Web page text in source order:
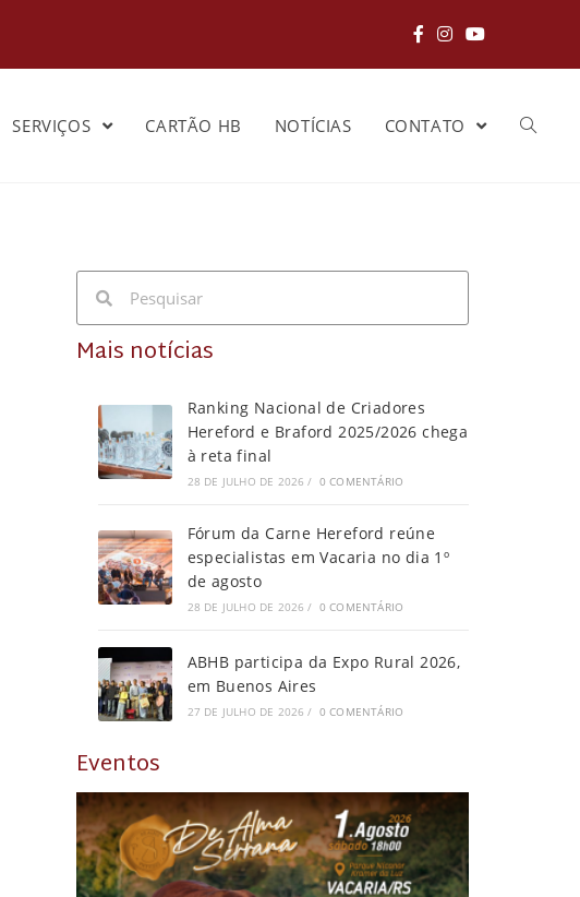
SERVIÇOS CARTÃO HB NOTÍCIAS CONTATO
Mais notícias
Ranking Nacional de Criadores
Hereford e Braford 2025/2026 chega
à reta final
28 DE JULHO DE 2026 / 0 COMENTÁRIO
Fórum da Carne Hereford reúne
especialistas em Vacaria no dia 1º
de agosto
28 DE JULHO DE 2026 / 0 COMENTÁRIO
ABHB participa da Expo Rural 2026,
em Buenos Aires
27 DE JULHO DE 2026 / 0 COMENTÁRIO
Eventos